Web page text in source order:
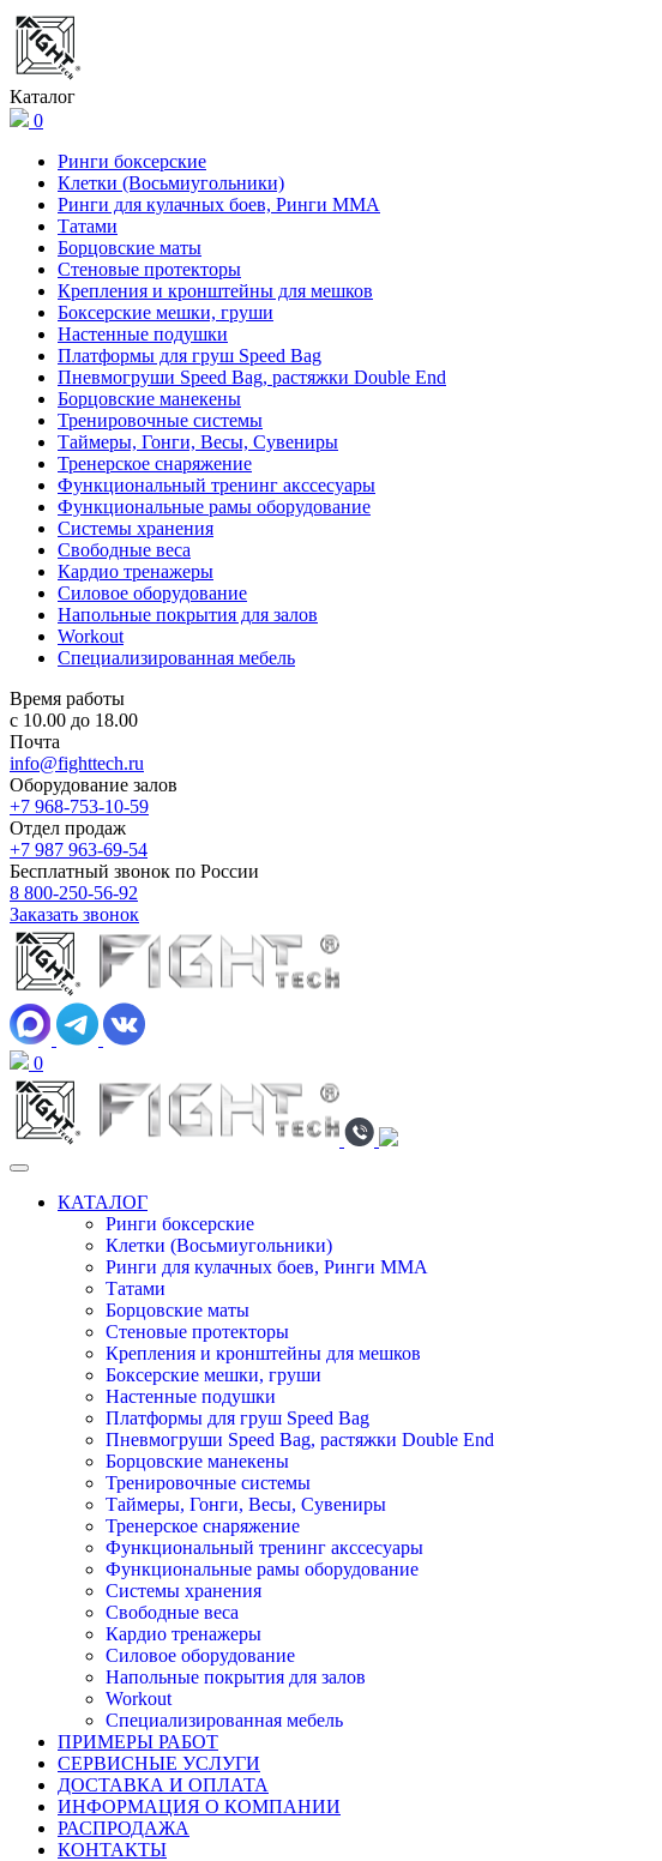
Каталог
0
Ринги боксерские
Клетки (Восьмиугольники)
Ринги для кулачных боев, Ринги ММА
Татами
Борцовские маты
Стеновые протекторы
Крепления и кронштейны для мешков
Боксерские мешки, груши
Настенные подушки
Платформы для груш Speed Bag
Пневмогруши Speed Bag, растяжки Double End
Борцовские манекены
Тренировочные системы
Таймеры, Гонги, Весы, Сувениры
Тренерское снаряжение
Функциональный тренинг акссесуары
Функциональные рамы оборудование
Системы хранения
Свободные веса
Кардио тренажеры
Силовое оборудование
Напольные покрытия для залов
Workout
Специализированная мебель
Время работы
с 10.00 до 18.00
Почта
info@fighttech.ru
Оборудование залов
+7 968-753-10-59
Отдел продаж
+7 987 963-69-54
Бесплатный звонок по России
8 800-250-56-92
Заказать звонок
0
КАТАЛОГ
Ринги боксерские
Клетки (Восьмиугольники)
Ринги для кулачных боев, Ринги ММА
Татами
Борцовские маты
Стеновые протекторы
Крепления и кронштейны для мешков
Боксерские мешки, груши
Настенные подушки
Платформы для груш Speed Bag
Пневмогруши Speed Bag, растяжки Double End
Борцовские манекены
Тренировочные системы
Таймеры, Гонги, Весы, Сувениры
Тренерское снаряжение
Функциональный тренинг акссесуары
Функциональные рамы оборудование
Системы хранения
Свободные веса
Кардио тренажеры
Силовое оборудование
Напольные покрытия для залов
Workout
Специализированная мебель
ПРИМЕРЫ РАБОТ
СЕРВИСНЫЕ УСЛУГИ
ДОСТАВКА И ОПЛАТА
ИНФОРМАЦИЯ О КОМПАНИИ
РАСПРОДАЖА
КОНТАКТЫ